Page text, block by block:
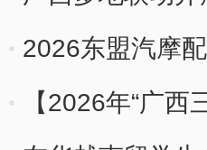
2026东盟汽摩
【2026年“广